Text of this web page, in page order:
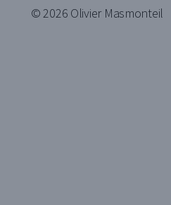
© 2026 Olivier Masmonteil